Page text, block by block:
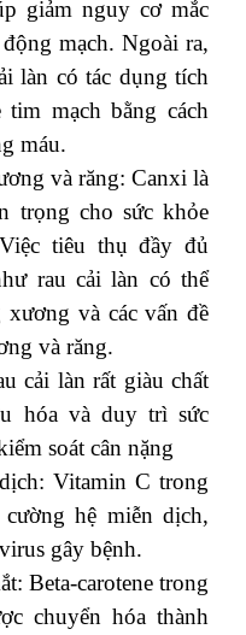
giảm nguy cơ mắc
mạch. Ngoài ra,
làn có tác dụng tích
mạch bằng cách
máu.
và răng: Canxi là
trọng cho sức khỏe
tiêu thụ đầy đủ
rau cải làn có thể
và các vấn đề
và răng.
cải làn rất giàu chất
hóa và duy trì sức
soát cân nặng
Vitamin C trong
hệ miễn dịch,
gây bệnh.
Beta-carotene trong
chuyển hóa thành